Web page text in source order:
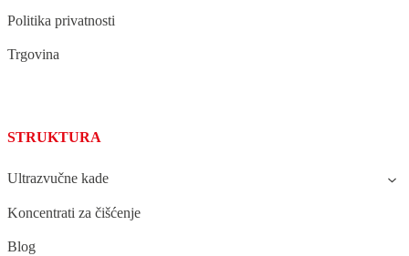
Politika privatnosti
Trgovina
STRUKTURA
Ultrazvučne kade
Koncentrati za čišćenje
Blog